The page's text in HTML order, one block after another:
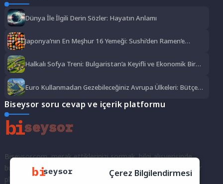
Dünya İle İlgili Derin Sözler: Hayatın Anlamı
Japonya’nın En Meşhur 16 Yemeği: Sushi’den Ramen’e
Halkalı Sofya Treni: Bulgaristan’a Keyifli ve Ekonomik Bir
Euro Kullanmadan Gezebileceğiniz Avrupa Ülkeleri: Bütçe
Biseysor soru cevap ve içerik platformu
Biseysor.com, merak ettiklerinizi sormak, bilgi alışverişinde
bulunmak ve fikirlerinizi paylaşmak için bir araya geldiğimiz bir
platformdur.
Çerez Bilgilendirmesi